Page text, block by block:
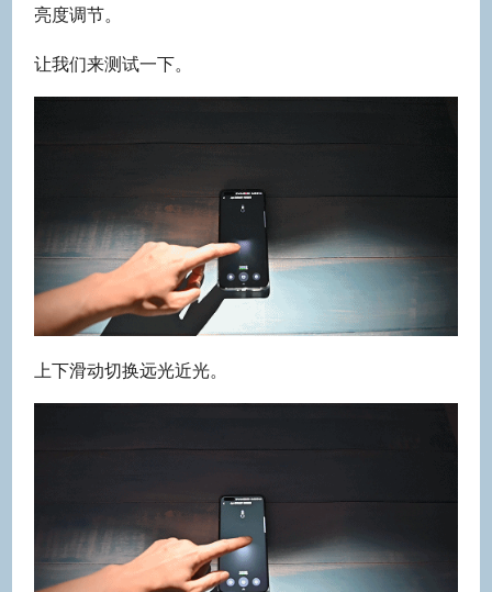
亮度调节。
让我们来测试一下。
上下滑动切换远光近光。